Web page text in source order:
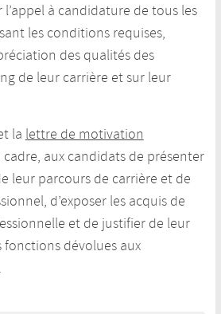
à candidature de tous les
les conditions requises,
des qualités des
de leur carrière et sur leur
lalettre de motivation
aux candidats de présenter
leur parcours de carrière et de
d’exposer les acquis de
et de justifier de leur
fonctions dévolues aux